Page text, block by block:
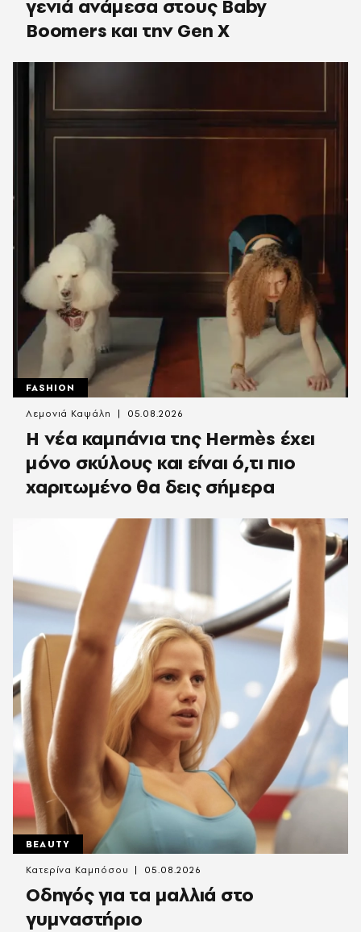
γενιά ανάμεσα στους Baby
Boomers και την Gen X
FASHION
Η νέα καμπάνια της Hermès έχει
μόνο σκύλους και είναι ό,τι πιο
χαριτωμένο θα δεις σήμερα
Λεμονιά Καψάλη 05.08.2026
BEAUTY
Οδηγός για τα μαλλιά στο
γυμναστήριο
Κατερίνα Καμπόσου 05.08.2026